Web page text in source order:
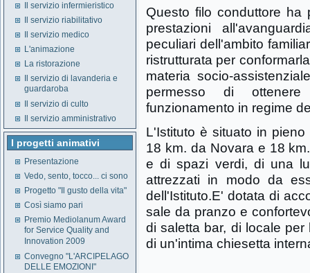
Il servizio infermieristico
Il servizio riabilitativo
Il servizio medico
L'animazione
La ristorazione
Il servizio di lavanderia e
guardaroba
Il servizio di culto
Il servizio amministrativo
I progetti animativi
Presentazione
Vedo, sento, tocco... ci sono
Progetto "Il gusto della vita"
Così siamo pari
Premio Mediolanum Award
for Service Quality and
Innovation 2009
Convegno "L'ARCIPELAGO
DELLE EMOZIONI"
Questo filo conduttore ha
prestazioni
peculiari dell'ambito
ristrutturata per
materia socio-
permesso di
funzionamento in regime
L'Istituto è situato in
18 km. da Novara e 18
e di spazi verdi, di una
attrezzati in modo da
dell'Istituto.E' dotata di
sale da pranzo e
di saletta bar, di locale
di un'intima chiesetta